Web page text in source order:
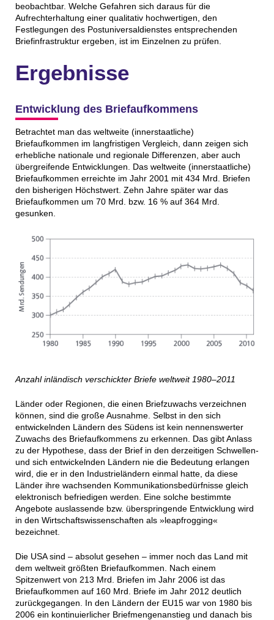
beobachtbar. Welche Gefahren sich daraus für die
Aufrechterhaltung einer qualitativ hochwertigen, den
Festlegungen des Postuniversaldienstes entsprechenden
Briefinfrastruktur ergeben, ist im Einzelnen zu prüfen.
Ergebnisse
Entwicklung des Briefaufkommens
Betrachtet man das weltweite (innerstaatliche)
Briefaufkommen im langfristigen Vergleich, dann zeigen sich
erhebliche nationale und regionale Differenzen, aber auch
übergreifende Entwicklungen. Das weltweite (innerstaatliche)
Briefaufkommen erreichte im Jahr 2001 mit 434 Mrd. Briefen
den bisherigen Höchstwert. Zehn Jahre später war das
Briefaufkommen um 70 Mrd. bzw. 16 % auf 364 Mrd.
gesunken.
Anzahl inländisch verschickter Briefe weltweit 1980–2011
Länder oder Regionen, die einen Briefzuwachs verzeichnen
können, sind die große Ausnahme. Selbst in den sich
entwickelnden Ländern des Südens ist kein nennenswerter
Zuwachs des Briefaufkommens zu erkennen. Das gibt Anlass
zu der Hypothese, dass der Brief in den derzeitigen Schwellen-
und sich entwickelnden Ländern nie die Bedeutung erlangen
wird, die er in den Industrieländern einmal hatte, da diese
Länder ihre wachsenden Kommunikationsbedürfnisse gleich
elektronisch befriedigen werden. Eine solche bestimmte
Angebote auslassende bzw. überspringende Entwicklung wird
in den Wirtschaftswissenschaften als »leapfrogging«
bezeichnet.
Die USA sind – absolut gesehen – immer noch das Land mit
dem weltweit größten Briefaufkommen. Nach einem
Spitzenwert von 213 Mrd. Briefen im Jahr 2006 ist das
Briefaufkommen auf 160 Mrd. Briefe im Jahr 2012 deutlich
zurückgegangen. In den Ländern der EU15 war von 1980 bis
2006 ein kontinuierlicher Briefmengenanstieg und danach bis